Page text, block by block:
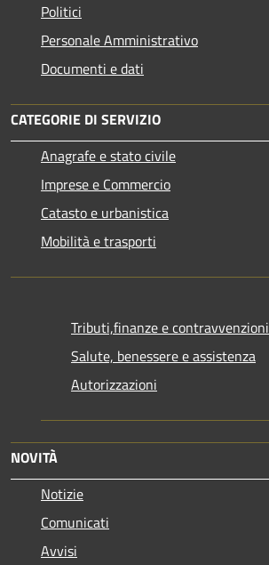
Politici
Personale Amministrativo
Documenti e dati
CATEGORIE DI SERVIZIO
Anagrafe e stato civile
Imprese e Commercio
Catasto e urbanistica
Mobilità e trasporti
Tributi,finanze e contravvenzioni
Salute, benessere e assistenza
Autorizzazioni
NOVITÀ
Notizie
Comunicati
Avvisi